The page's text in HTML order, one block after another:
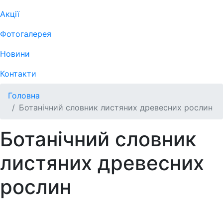
Акції
Фотогалерея
Новини
Контакти
Головна
Ботанічний словник листяних древесних рослин
Ботанічний словник
листяних древесних
рослин